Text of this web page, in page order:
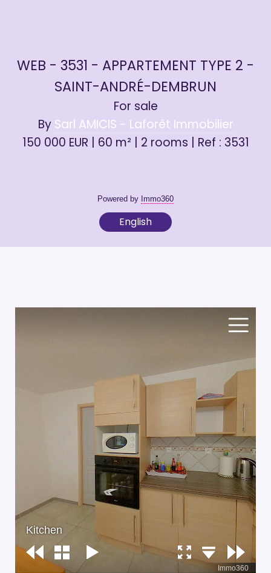
WEB - 3531 - APPARTEMENT TYPE 2 -
SAINT-ANDRÉ-DEMBRUN
For sale
By Sarl AMICIS - Laforêt Immobilier
150 000 EUR | 60 m² | 2 rooms | Ref : 3531
Powered by Immo360
English